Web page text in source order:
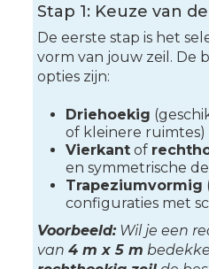
Stap 1: Keuze van
De eerste stap is het
vorm van jouw zeil. De
opties zijn:
Driehoekig
of kleinere ruimtes)
Vierkantof
en symmetrische
Trapeziumvormig
configuraties met
Voorbeeld:Wil je een
van 4 m x 5 m